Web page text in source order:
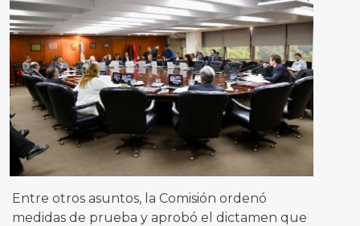
Entre otros asuntos, la Comisión ordenó
medidas de prueba y aprobó el dictamen que